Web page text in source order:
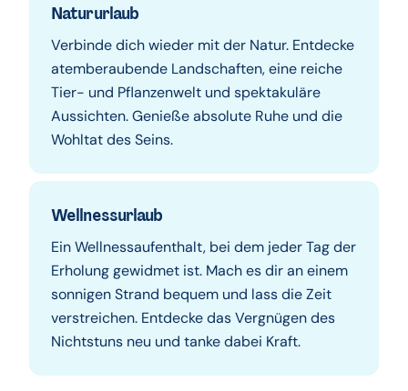
Natururlaub
Verbinde dich wieder mit der Natur. Entdecke
atemberaubende Landschaften, eine reiche
Tier- und Pflanzenwelt und spektakuläre
Aussichten. Genieße absolute Ruhe und die
Wohltat des Seins.
Wellnessurlaub
Ein Wellnessaufenthalt, bei dem jeder Tag der
Erholung gewidmet ist. Mach es dir an einem
sonnigen Strand bequem und lass die Zeit
verstreichen. Entdecke das Vergnügen des
Nichtstuns neu und tanke dabei Kraft.